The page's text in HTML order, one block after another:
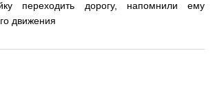
переходить дорогу, напомнили ему
движения